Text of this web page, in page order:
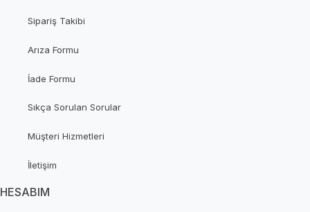
Sipariş Takibi
Arıza Formu
İade Formu
Sıkça Sorulan Sorular
Müşteri Hizmetleri
İletişim
HESABIM